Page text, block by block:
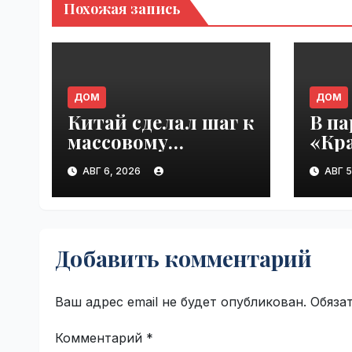
Похожая запись
ДОМ
Китай сделал шаг к
массовому
будущему
воздушного
транспорта |
АВГ 6, 2026
ДОМ
В
е АВГ
Добавить комментарий
Ваш адрес email не будет опубликован.
Комментарий *